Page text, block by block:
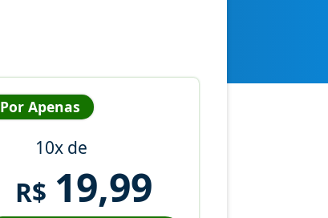
Por Apenas
10x de
R$ 19,99